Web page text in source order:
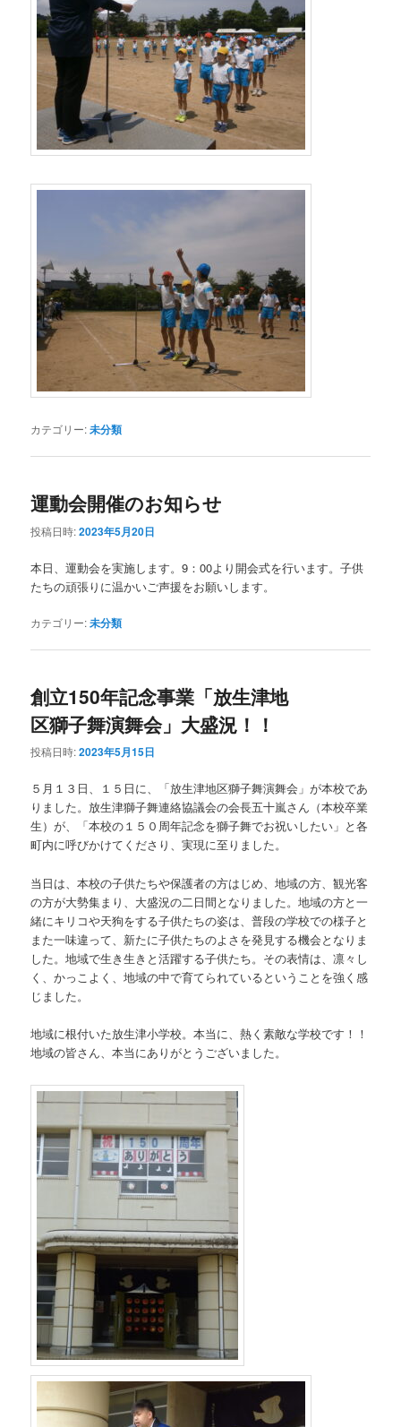
カテゴリー:未分類
運動会開催のお知らせ
投稿日時:2023年5月20日
本日、運動会を実施します。9：00より開会式を行います。子供
たちの頑張りに温かいご声援をお願いします。
カテゴリー:未分類
創立150年記念事業「放生津地
区獅子舞演舞会」大盛況！！
投稿日時:2023年5月15日
５月１３日、１５日に、「放生津地区獅子舞演舞会」が本校であ
りました。放生津獅子舞連絡協議会の会長五十嵐さん（本校卒業
生）が、「本校の１５０周年記念を獅子舞でお祝いしたい」と各
町内に呼びかけてくださり、実現に至りました。
当日は、本校の子供たちや保護者の方はじめ、地域の方、観光客
の方が大勢集まり、大盛況の二日間となりました。地域の方と一
緒にキリコや天狗をする子供たちの姿は、普段の学校での様子と
また一味違って、新たに子供たちのよさを発見する機会となりま
した。地域で生き生きと活躍する子供たち。その表情は、凛々し
く、かっこよく、地域の中で育てられているということを強く感
じました。
地域に根付いた放生津小学校。本当に、熱く素敵な学校です！！
地域の皆さん、本当にありがとうございました。